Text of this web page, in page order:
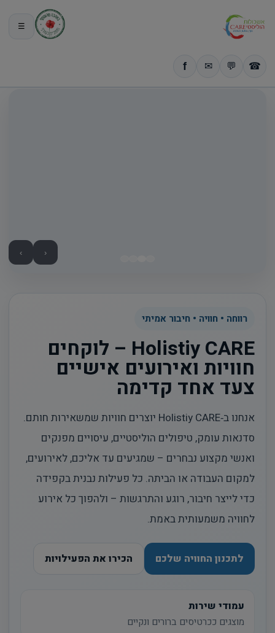
☰
ואירועי
בטבע
‹
›
רווחה • חוויה • חיבור אמיתי
Holistiy CARE – לוקחים
חוויות ואירועים אישיים
צעד אחד קדימה
אנחנו ב‑Holistiy CARE יוצרים חוויות שמשאירות חותם.
סדנאות עומק, טיפולים הוליסטיים, עיסויים מפנקים
ואנשי מקצוע נבחרים – שמגיעים עד אליכם, לאירועים,
למקום העבודה או הביתה. כל פעילות נבנית בקפידה
כדי לייצר חיבור, רוגע והתרגשות – ולהפוך כל אירוע
לחוויה משמעותית באמת.
לתכנון החוויה שלכם הכירו את הפעילויות
עמודי שירות
מוצגים ככרטיסים ברורים ונקיים